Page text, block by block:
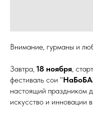
Внимание, гурманы и
Завтра, 18 ноября ,
фестиваль сои "
настоящий праздником
искусство и инновации